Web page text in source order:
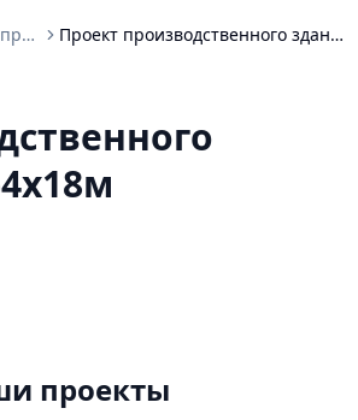
Портфолио проектов Проект производственного здания 54х18м
проекты